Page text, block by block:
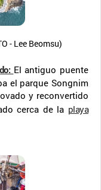
- Lee Beomsu)
: El antiguo puente
el parque Songnim
y reconvertido
cerca de la playa